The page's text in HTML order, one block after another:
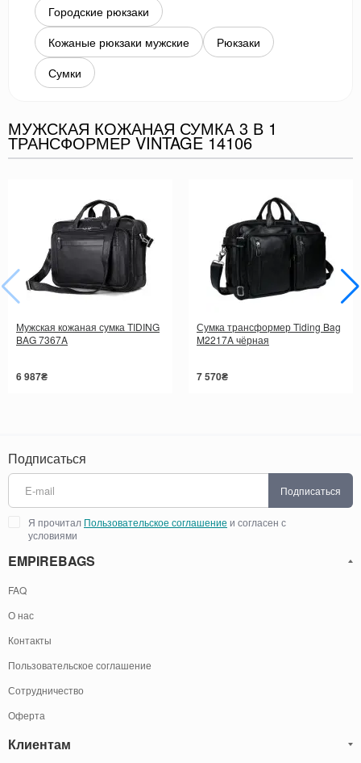
Городские рюкзаки
Кожаные рюкзаки мужские
Рюкзаки
Сумки
МУЖСКАЯ КОЖАНАЯ СУМКА 3 В 1
ТРАНСФОРМЕР VINTAGE 14106
Мужская кожаная сумка TIDING
BAG 7367A
6 987₴
Сумка трансформер Tiding Bag
M2217A чёрная
7 570₴
Подписаться
Подписаться
Я прочитал Пользовательское соглашение и согласен с
условиями
EMPIREBAGS
FAQ
О нас
Контакты
Пользовательское соглашение
Сотрудничество
Оферта
Клиентам